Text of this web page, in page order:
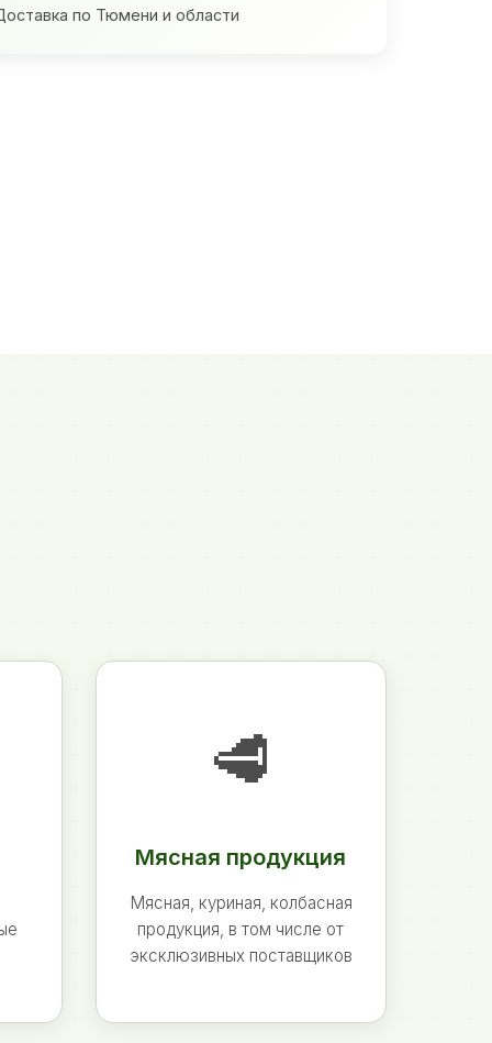
по Тюмени и области
🥩
Мясная продукция
Мясная, куриная, колбасная
продукция, в том числе от
эксклюзивных поставщиков